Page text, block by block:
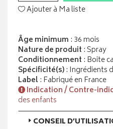
Ajouter à Ma liste
Âge minimum : 36 mois
Nature de produit : Spray
Conditionnement : Boite
Spécificité(s): Ingrédients
Label: Fabriqué en France
Indication / Contre-
des enfants
CONSEIL